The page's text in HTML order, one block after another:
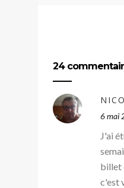
24
6 mai
J'ai
billet
c'est